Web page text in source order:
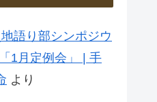
語り部シンポジウ
1月定例会」 | 手
より